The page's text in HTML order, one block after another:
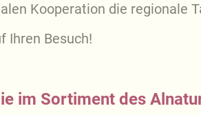
Kooperation die regionale
Ihren Besuch!
im Sortiment des